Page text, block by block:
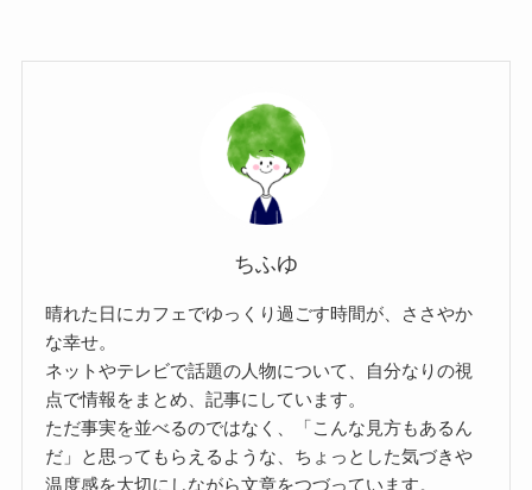
ちふゆ
晴れた日にカフェでゆっくり過ごす時間が、ささやか
な幸せ。
ネットやテレビで話題の人物について、自分なりの視
点で情報をまとめ、記事にしています。
ただ事実を並べるのではなく、「こんな見方もあるん
だ」と思ってもらえるような、ちょっとした気づきや
温度感を大切にしながら文章をつづっています。